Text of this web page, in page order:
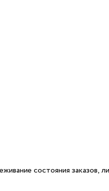
состояния заказов,